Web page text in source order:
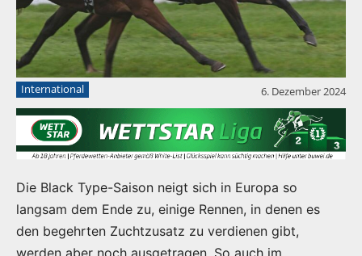
International 6. Dezember 2024
Die Black Type-Saison neigt sich in Europa so
langsam dem Ende zu, einige Rennen, in denen es
den begehrten Zuchtzusatz zu verdienen gibt,
werden aber noch ausgetragen. So auch im